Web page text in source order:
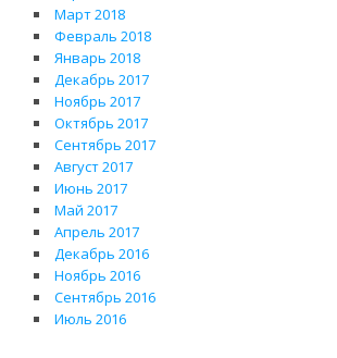
Март 2018
Февраль 2018
Январь 2018
Декабрь 2017
Ноябрь 2017
Октябрь 2017
Сентябрь 2017
Август 2017
Июнь 2017
Май 2017
Апрель 2017
Декабрь 2016
Ноябрь 2016
Сентябрь 2016
Июль 2016